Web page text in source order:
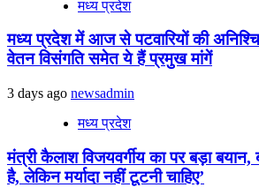
मध्य प्रदेश
मध्य प्रदेश में आज से पटवारियों की
वेतन विसंगति समेत ये हैं प्रमुख मांगें
3 days ago newsadmin
मध्य प्रदेश
मंत्री कैलाश विजयवर्गीय का पर बड़ा
है, लेकिन मर्यादा नहीं टूटनी चाहिए’